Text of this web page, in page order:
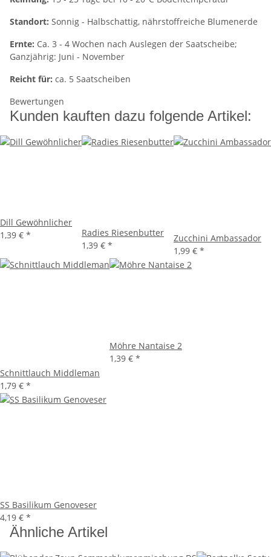
Standort: Sonnig - Halbschattig, nährstoffreiche Blumenerde
Ernte: Ca. 3 - 4 Wochen nach Auslegen der Saatscheibe;
Ganzjährig: Juni - November
Reicht für: ca. 5 Saatscheiben
Bewertungen
Kunden kauften dazu folgende Artikel:
Dill Gewöhnlicher
1,39 € *
Radies Riesenbutter
1,39 € *
Zucchini Ambassador
1,99 € *
Schnittlauch Middleman
1,79 € *
Möhre Nantaise 2
1,39 € *
SS Basilikum Genoveser
4,19 € *
Ähnliche Artikel